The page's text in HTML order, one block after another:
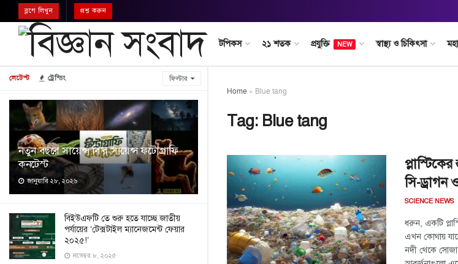
লেটেস্ট ট্রেন্ডিং ফিল্টার
নতুন বছরে সায়েন্স বি’র সায়েন্স ফটোগ্রাফি
কনটেস্ট
জানুয়ারি ২৮, ২০২৬
বিইউএফটি তে শুরু হতে যাচ্ছে জাতীয়
পর্যায়ের ‘টেক্সটাইল ম্যানেজমেন্ট ফেয়ার
২০২৫!’
নভেম্বর ৮, ২০২৫
ব্লগে লিখুন প্রশ্ন করুন
টপিকস ২১ শতক প্রযুক্তি NEW স্বাস্থ্য ও চিকিৎসা
Home » Blue tang
Tag: Blue tang
সি-ড্রাগন
SCIENCE NEWS
ধরুন, একটি
এখন কোথায়
নদী থেকে সোজা